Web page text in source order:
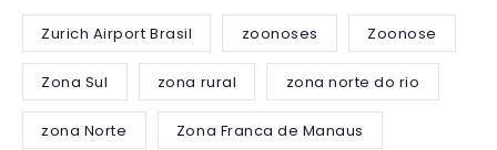
Zurich Airport Brasil zoonoses Zoonose
Zona Sul zona rural zona norte do rio
zona Norte Zona Franca de Manaus